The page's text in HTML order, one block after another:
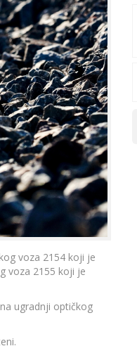
voza 2154 koji je
voza 2155 koji je
ugradnji optičkog